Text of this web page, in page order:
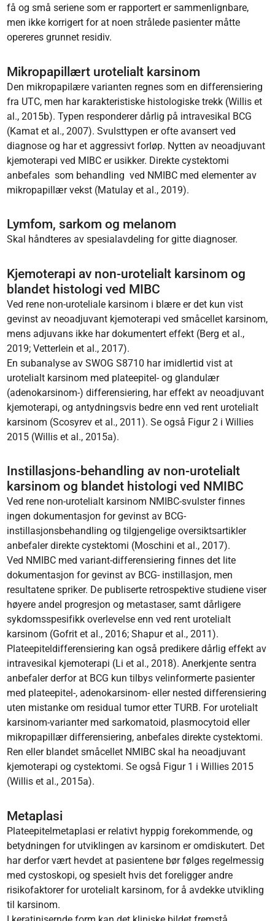
få og små seriene som er rapportert er sammenlignbare,
men ikke korrigert for at noen strålede pasienter måtte
opereres grunnet residiv.
Mikropapillært urotelialt karsinom
Den mikropapilære varianten regnes som en differensiering
fra UTC, men har karakteristiske histologiske trekk (Willis et
al., 2015b). Typen responderer dårlig på intravesikal BCG
(Kamat et al., 2007). Svulsttypen er ofte avansert ved
diagnose og har et aggressivt forløp. Nytten av neoadjuvant
kjemoterapi ved MIBC er usikker. Direkte cystektomi
anbefales som behandling ved NMIBC med elementer av
mikropapillær vekst (Matulay et al., 2019).
Lymfom, sarkom og melanom
Skal håndteres av spesialavdeling for gitte diagnoser.
Kjemoterapi av non-urotelialt karsinom og
blandet histologi ved MIBC
Ved rene non-uroteliale karsinom i blære er det kun vist
gevinst av neoadjuvant kjemoterapi ved småcellet karsinom,
mens adjuvans ikke har dokumentert effekt (Berg et al.,
2019; Vetterlein et al., 2017).
En subanalyse av SWOG S8710 har imidlertid vist at
urotelialt karsinom med plateepitel- og glandulær
(adenokarsinom-) differensiering, har effekt av neoadjuvant
kjemoterapi, og antydningsvis bedre enn ved rent urotelialt
karsinom (Scosyrev et al., 2011). Se også Figur 2 i Willies
2015 (Willis et al., 2015a).
Instillasjons-behandling av non-urotelialt
karsinom og blandet histologi ved NMIBC
Ved rene non-urotelialt karsinom NMIBC-svulster finnes
ingen dokumentasjon for gevinst av BCG-
instillasjonsbehandling og tilgjengelige oversiktsartikler
anbefaler direkte cystektomi (Moschini et al., 2017).
Ved NMIBC med variant-differensiering finnes det lite
dokumentasjon for gevinst av BCG- instillasjon, men
resultatene spriker. De publiserte retrospektive studiene viser
høyere andel progresjon og metastaser, samt dårligere
sykdomsspesifikk overlevelse enn ved rent urotelialt
karsinom (Gofrit et al., 2016; Shapur et al., 2011).
Plateepiteldifferensiering kan også predikere dårlig effekt av
intravesikal kjemoterapi (Li et al., 2018). Anerkjente sentra
anbefaler derfor at BCG kun tilbys velinformerte pasienter
med plateepitel-, adenokarsinom- eller nested differensiering
uten mistanke om residual tumor etter TURB. For urotelialt
karsinom-varianter med sarkomatoid, plasmocytoid eller
mikropapillær differensiering, anbefales direkte cystektomi.
Ren eller blandet småcellet NMIBC skal ha neoadjuvant
kjemoterapi og cystektomi. Se også Figur 1 i Willies 2015
(Willis et al., 2015a).
Metaplasi
Plateepitelmetaplasi er relativt hyppig forekommende, og
betydningen for utviklingen av karsinom er omdiskutert. Det
har derfor vært hevdet at pasientene bør følges regelmessig
med cystoskopi, og spesielt hvis det foreligger andre
risikofaktorer for urotelialt karsinom, for å avdekke utvikling
til karsinom.